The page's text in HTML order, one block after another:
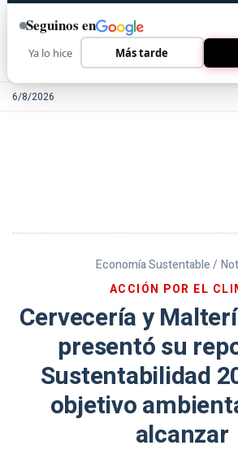
6/8/2026
Economía Sustentable /
ACCIÓN POR EL
Cervecería y
presentó su
Sustentabilidad
objetivo
alcanzar
Seguinos en
Ya lo hice Más tarde